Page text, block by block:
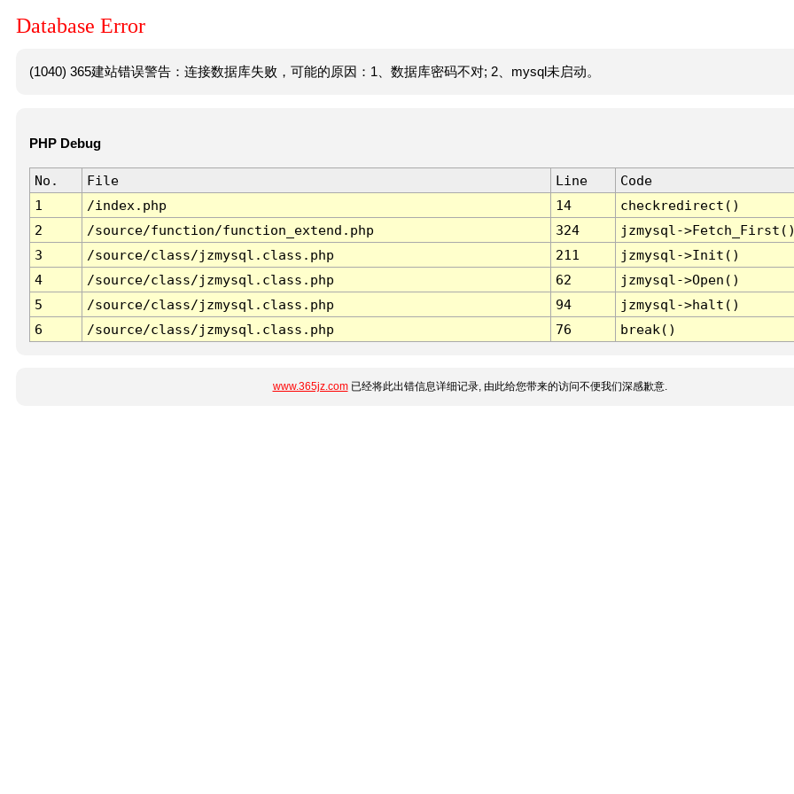
Database Error
(1040) 365建站错误警告：连接数据库失败，可能的原因：1、数据库密码不对; 2、mysql未启动。
PHP Debug
No. File Line
Code
1
/index.php 14
checkredirect()
2
/source/function/function_extend.php 324
jzmysql-
3
/source/class/jzmysql.class.php 211
jzmysql->Init()
4
/source/class/jzmysql.class.php 62
jzmysql->Open()
5
/source/class/jzmysql.class.php 94
jzmysql->halt()
6
/source/class/jzmysql.class.php 76 break()
www.365jz.com已经将此出错信息详细记录, 由此给您带来的访问不便我们深感歉意.